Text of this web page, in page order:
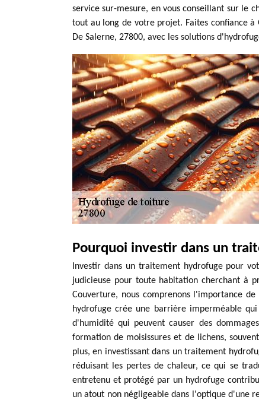
service sur-mesure, en vous conseillant sur le
tout au long de votre projet. Faites confiance
De Salerne, 27800, avec les solutions
Pourquoi investir dans un
Investir dans un traitement hydrofuge pour
judicieuse pour toute habitation cherchant à
Couverture, nous comprenons l'importance
hydrofuge crée une barrière imperméable
d'humidité qui peuvent causer des
formation de moisissures et de lichens,
plus, en investissant dans un traitement
réduisant les pertes de chaleur, ce qui se
entretenu et protégé par un hydrofuge
un atout non négligeable dans l'optique d'une